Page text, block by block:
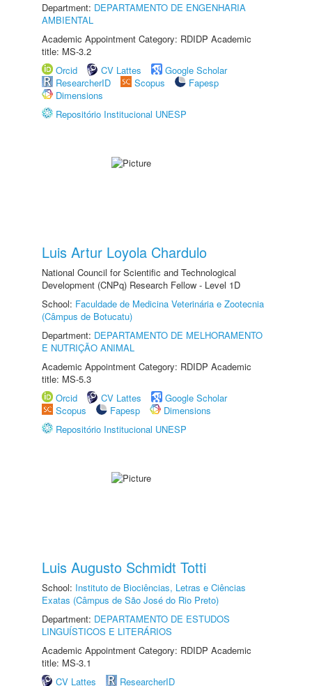
Department: DEPARTAMENTO DE ENGENHARIA
AMBIENTAL
Academic Appointment Category: RDIDP Academic
title: MS-3.2
Orcid
CV Lattes
Google Scholar
ResearcherID
Scopus
Fapesp
Dimensions
Repositório Institucional UNESP
Luis Artur Loyola Chardulo
National Council for Scientific and Technological
Development (CNPq) Research Fellow - Level 1D
School: Faculdade de Medicina Veterinária e Zootecnia
(Câmpus de Botucatu)
Department: DEPARTAMENTO DE MELHORAMENTO
E NUTRIÇÃO ANIMAL
Academic Appointment Category: RDIDP Academic
title: MS-5.3
Orcid
CV Lattes
Google Scholar
Scopus
Fapesp
Dimensions
Repositório Institucional UNESP
Luis Augusto Schmidt Totti
School: Instituto de Biociências, Letras e Ciências
Exatas (Câmpus de São José do Rio Preto)
Department: DEPARTAMENTO DE ESTUDOS
LINGUÍSTICOS E LITERÁRIOS
Academic Appointment Category: RDIDP Academic
title: MS-3.1
CV Lattes
ResearcherID